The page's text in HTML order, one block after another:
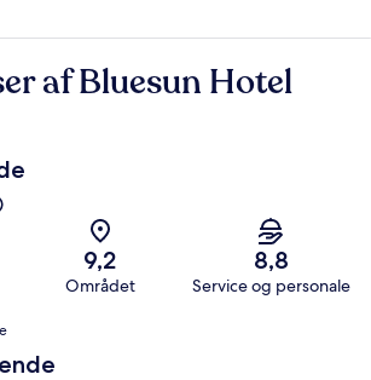
af Bluesun Hotel
9,2
Området
8,8
Service og personale